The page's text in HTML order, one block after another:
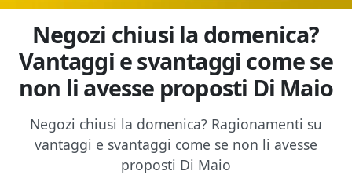
Negozi chiusi la domenica?
Vantaggi e svantaggi come se
non li avesse proposti Di Maio
Negozi chiusi la domenica? Ragionamenti su
vantaggi e svantaggi come se non li avesse
proposti Di Maio